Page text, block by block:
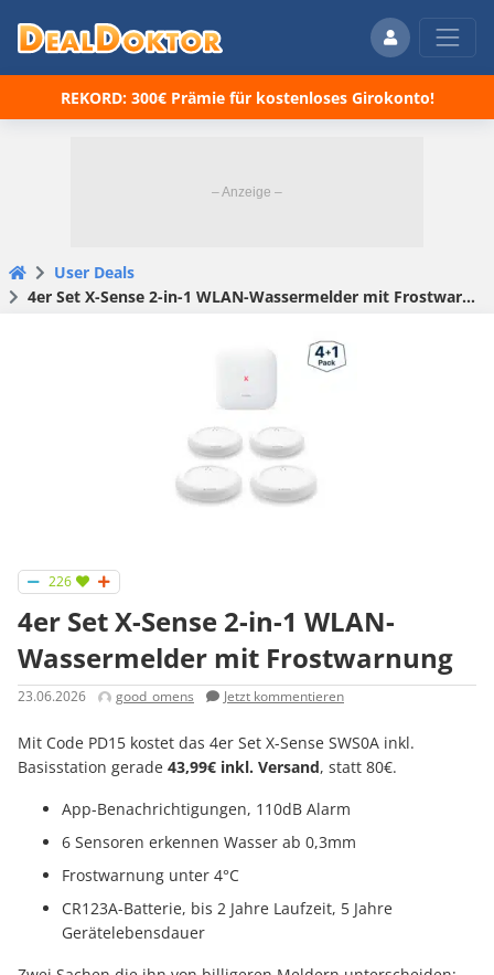
REKORD: 300€ Prämie für kostenloses Girokonto!
User Deals
4er Set X-Sense 2-in-1 WLAN-Wassermelder mit Frostwarnung
226
4er Set X-Sense 2-in-1 WLAN-
Wassermelder mit Frostwarnung
23.06.2026 good_omens Jetzt kommentieren
Mit Code PD15 kostet das 4er Set X-Sense SWS0A inkl.
Basisstation gerade 43,99€ inkl. Versand, statt 80€.
App-Benachrichtigungen, 110dB Alarm
6 Sensoren erkennen Wasser ab 0,3mm
Frostwarnung unter 4°C
CR123A-Batterie, bis 2 Jahre Laufzeit, 5 Jahre
Gerätelebensdauer